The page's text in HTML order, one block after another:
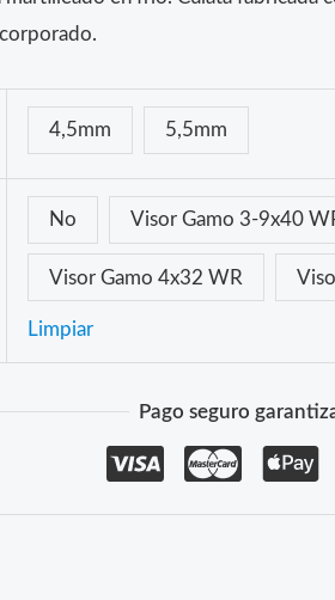
4,5mm 5,5mm
No Visor Gamo 3-9x40
Visor Gamo 4x32 WR
Limpiar
Pago seguro